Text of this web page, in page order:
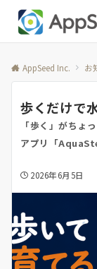
AppSeed Inc. お
歩くだけで
「歩く」がちょ
アプリ「
2026年6月5日